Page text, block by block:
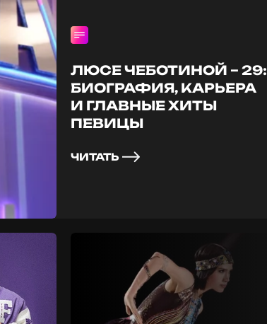
ЛЮСЕ ЧЕБОТИНОЙ – 29:
БИОГРАФИЯ, КАРЬЕРА
И ГЛАВНЫЕ ХИТЫ
ПЕВИЦЫ
ЧИТАТЬ